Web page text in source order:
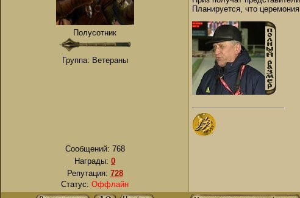
Полусотник
Группа: Ветераны
Сообщений: 768
Награды: 0
Репутация: 728
Статус: Оффлайн
Планируется, что